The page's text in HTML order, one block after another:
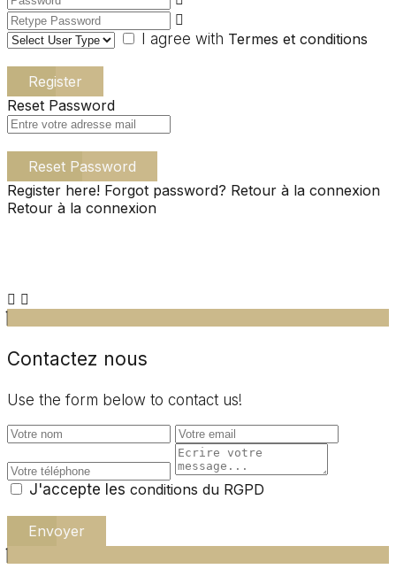
I agree with Termes et conditions
Register
Reset Password
Reset Password
Register here! Forgot password? Retour à la connexion
Retour à la connexion
Contactez nous
Use the form below to contact us!
J'accepte les conditions du RGPD
Envoyer